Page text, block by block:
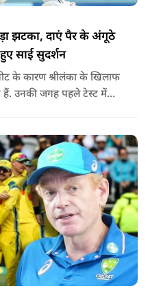
झटका, दाएं पैर के अंगूठे
साई सुदर्शन
के कारण श्रीलंका के खिलाफ
हैं. उनकी जगह पहले टेस्ट में